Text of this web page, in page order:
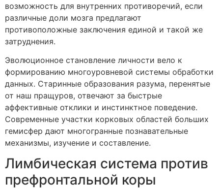
возможность для внутренних противоречий, если
различные доли мозга предлагают
противоположные заключения единой и такой же
затруднения.
Эволюционное становление личности вело к
формированию многоуровневой системы обработки
данных. Старинные образования разума, перенятые
от наш пращуров, отвечают за быстрые
аффективные отклики и инстинктное поведение.
Современные участки корковых областей больших
гемисфер дают многогранные познавательные
механизмы, изучение и составление.
Лимбическая система против
префронтальной коры